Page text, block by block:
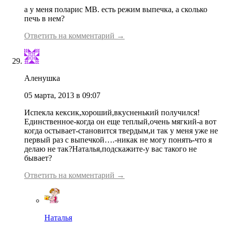
а у меня поларис МВ. есть режим выпечка, а сколько
печь в нем?
Ответить на комментарий →
Аленушка
05 марта, 2013 в 09:07
Испекла кексик,хороший,вкусненький получился!
Единственное-когда он еще теплый,очень мягкий-а вот
когда остывает-становится твердым,и так у меня уже не
первый раз с выпечкой….-никак не могу понять-что я
делаю не так?Наталья,подскажите-у вас такого не
бывает?
Ответить на комментарий →
Наталья